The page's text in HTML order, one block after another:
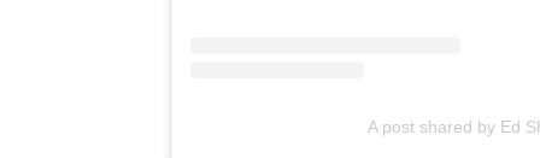
A post shared by Ed